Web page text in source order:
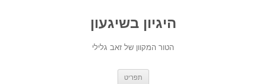
היגיון בשיגעון
הטור המקוון של זאב גלילי
תפריט